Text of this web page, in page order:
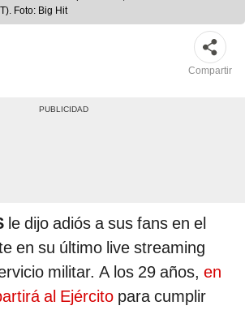
Foto: Big Hit
Compartir
le dijo adiós a sus fans en el
en su último live streaming
militar. A los 29 años, en
al Ejército para cumplir